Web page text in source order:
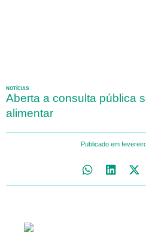
NOTÍCIAS
Aberta a consulta pública
alimentar
Publicado em